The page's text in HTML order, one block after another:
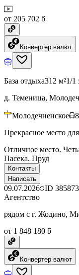
от 205 702 ƃ
Конвертер валют
База отдыха312 м²1/1
д. Теменица,
Молодечненское
Прекрасное место
Отличное место.
Пасека. Пруд
Контакты
Написать
09.07.2026 ID
Агентство
рядом с г. Жодино,
от 1 848 180 ƃ
Конвертер валют